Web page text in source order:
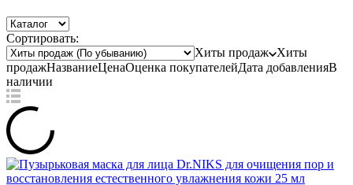
Сортировать:
Хиты продаж
Хиты
продажНазваниеЦенаОценка покупателейДата добавленияВ
наличии